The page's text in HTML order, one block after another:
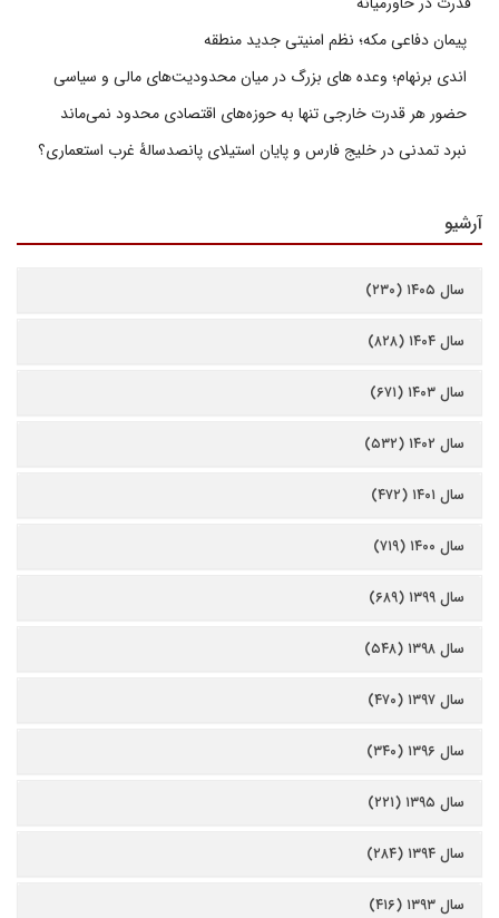
پیمان دفاعی مکه؛ نظم امنیتی جدید منطقه
اندی برنهام؛ وعده های بزرگ در میان محدودیت‌های مالی و سیاسی
حضور هر قدرت خارجی تنها به حوزه‌های اقتصادی محدود نمی‌ماند
نبرد تمدنی در خلیج فارس و پایان استیلای پانصدسالۀ غرب استعماری؟
آرشیو
سال ۱۴۰۵ (۲۳۰)
سال ۱۴۰۴ (۸۲۸)
سال ۱۴۰۳ (۶۷۱)
سال ۱۴۰۲ (۵۳۲)
سال ۱۴۰۱ (۴۷۲)
سال ۱۴۰۰ (۷۱۹)
سال ۱۳۹۹ (۶۸۹)
سال ۱۳۹۸ (۵۴۸)
سال ۱۳۹۷ (۴۷۰)
سال ۱۳۹۶ (۳۴۰)
سال ۱۳۹۵ (۲۲۱)
سال ۱۳۹۴ (۲۸۴)
سال ۱۳۹۳ (۴۱۶)